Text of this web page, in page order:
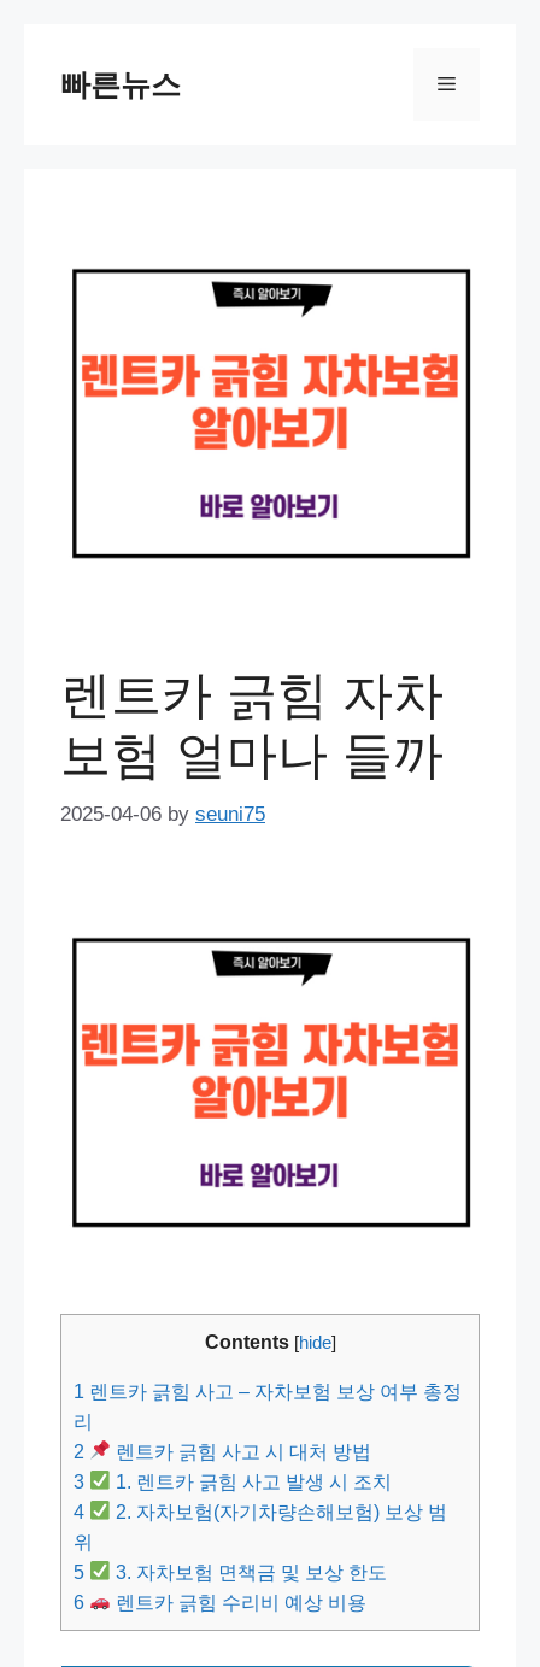
content
빠른뉴스 Menu
렌트카 긁힘 자차
보험 얼마나 들까
2025-04-06 by seuni75
Contents [hide]
1 렌트카 긁힘 사고 – 자차보험 보상 여부 총정
리
2
렌트카 긁힘 사고 시 대처 방법
3
1. 렌트카 긁힘 사고 발생 시 조치
4
2. 자차보험(자기차량손해보험) 보상 범
위
5
3. 자차보험 면책금 및 보상 한도
6
렌트카 긁힘 수리비 예상 비용